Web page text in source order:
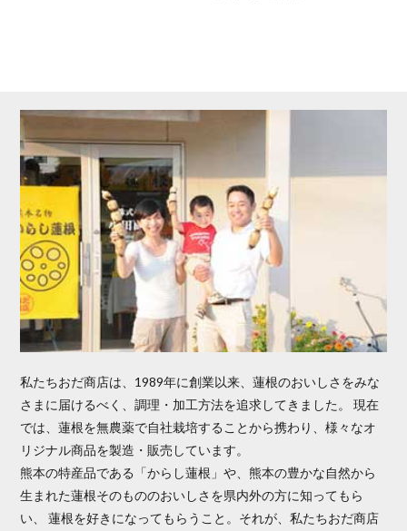
私たちおだ商店は、1989年に創業以来、蓮根のおいしさをみな
さまに届けるべく、調理・加工方法を追求してきました。 現在
では、蓮根を無農薬で自社栽培することから携わり、様々なオ
リジナル商品を製造・販売しています。
熊本の特産品である「からし蓮根」や、熊本の豊かな自然から
生まれた蓮根そのもののおいしさを県内外の方に知ってもら
い、 蓮根を好きになってもらうこと。それが、私たちおだ商店